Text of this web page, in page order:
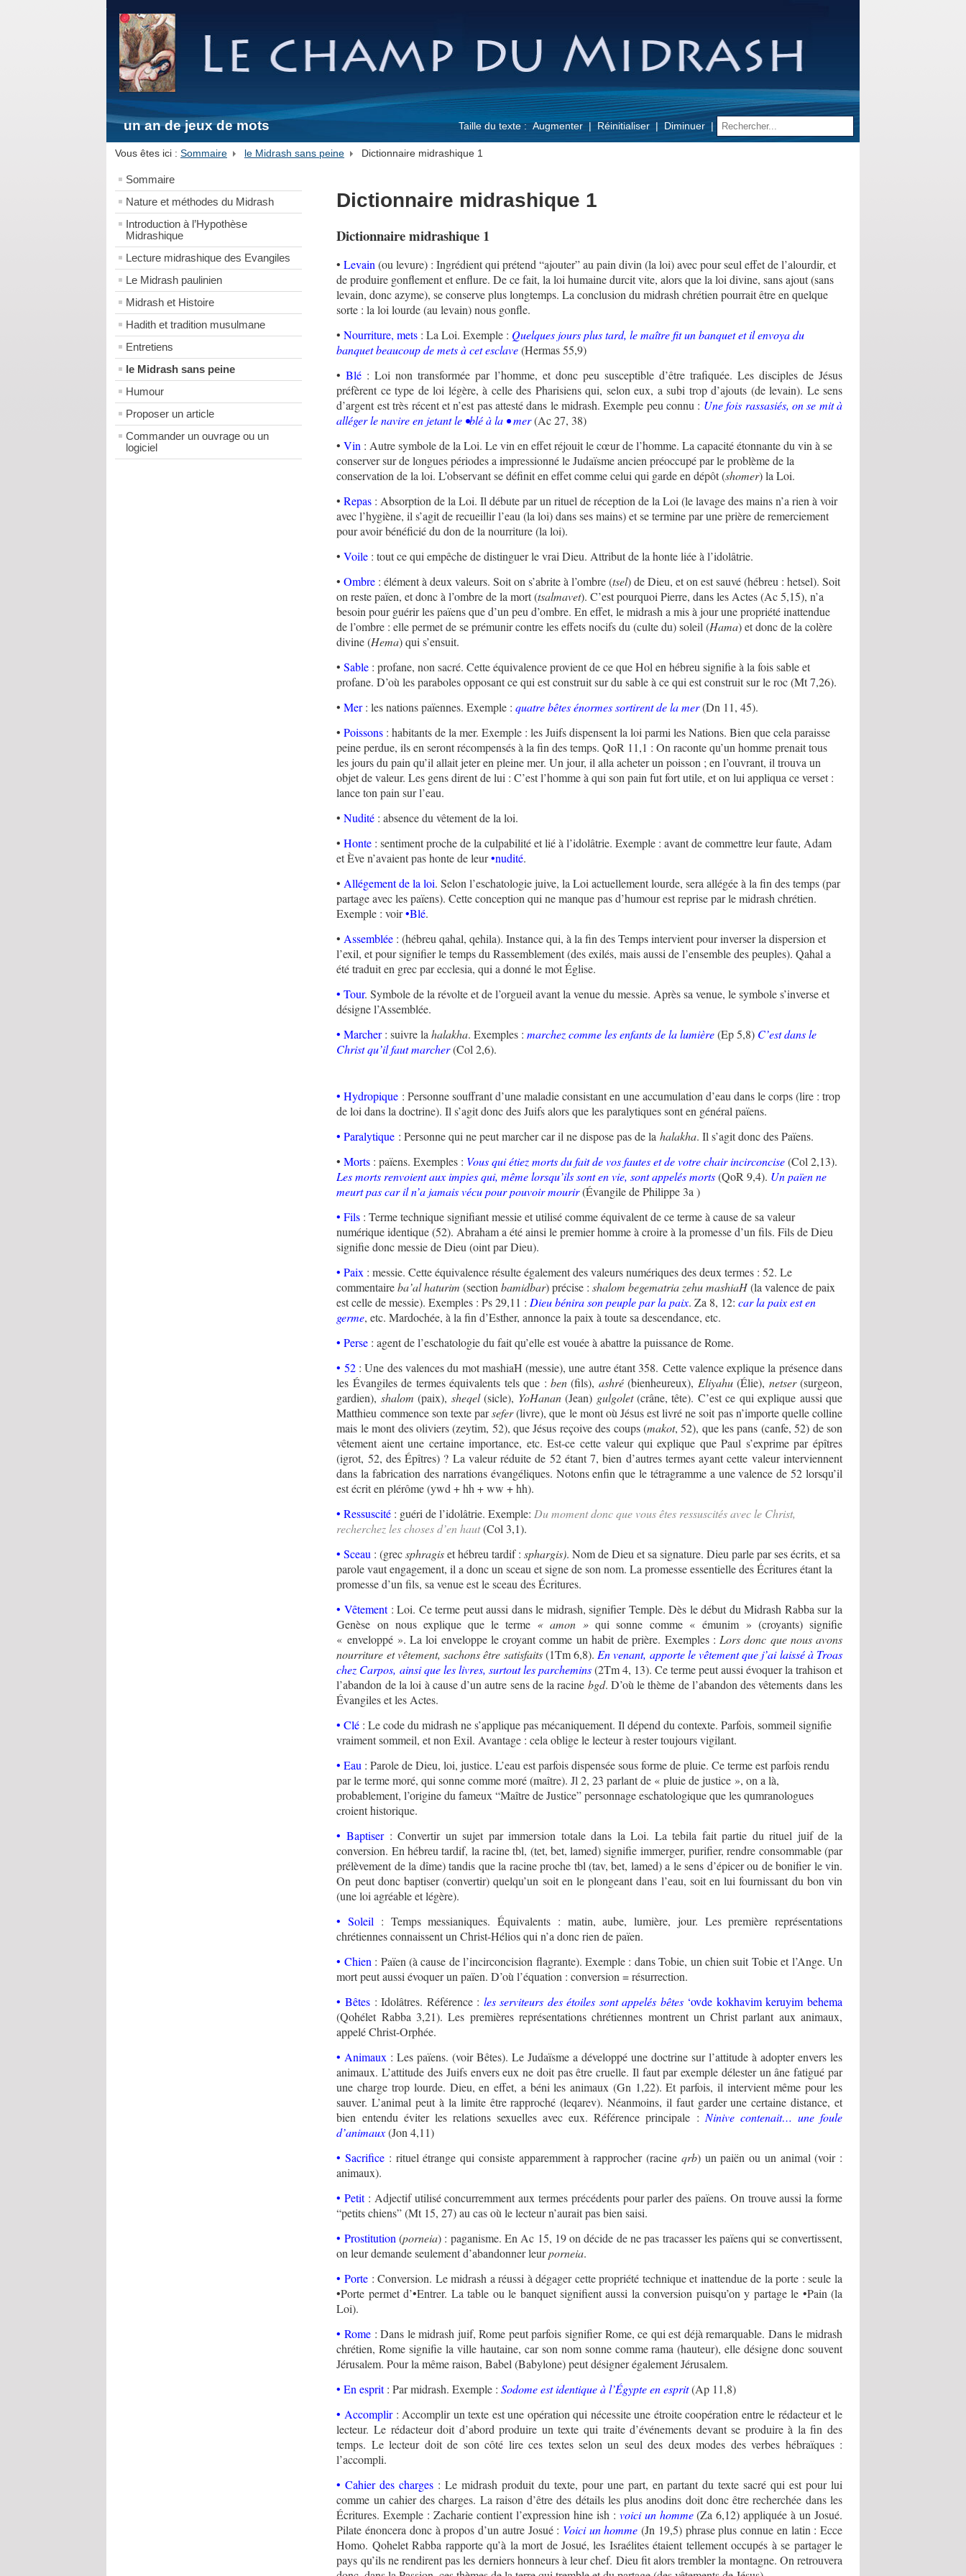
un an de jeux de mots Taille du texte : Augmenter Réinitialiser Diminuer
Vous êtes ici : Sommaire le Midrash sans peine Dictionnaire midrashique 1
Sommaire
Nature et méthodes du Midrash
Introduction à l’Hypothèse
Midrashique
Lecture midrashique des Evangiles
Le Midrash paulinien
Midrash et Histoire
Hadith et tradition musulmane
Entretiens
le Midrash sans peine
Humour
Proposer un article
Commander un ouvrage ou un
logiciel
Dictionnaire midrashique 1
Dictionnaire midrashique 1
•Levain(ou levure) : Ingrédient qui prétend “ajouter” au pain divin (la loi) avec pour seul effet de l’alourdir, et
de produire gonflement et enflure. De ce fait, la loi humaine durcit vite, alors que la loi divine, sans ajout (sans
levain, donc azyme), se conserve plus longtemps. La conclusion du midrash chrétien pourrait être en quelque
sorte : la loi lourde (au levain) nous gonfle.
•Nourriture, mets : La Loi. Exemple : Quelques jours plus tard, le maître fit un banquet et il envoya du
banquet beaucoup de mets à cet esclave (Hermas 55,9)
•Blé : Loi non transformée par l’homme, et donc peu susceptible d’être trafiquée. Les disciples de Jésus
préfèrent ce type de loi légère, à celle des Pharisiens qui, selon eux, a subi trop d’ajouts (de levain). Le sens
d’argent est très récent et n’est pas attesté dans le midrash. Exemple peu connu : Une fois rassasiés, on se mit à
alléger le navire en jetant le •blé à la • mer(Ac 27, 38)
•Vin : Autre symbole de la Loi. Le vin en effet réjouit le cœur de l’homme. La capacité étonnante du vin à se
conserver sur de longues périodes a impressionné le Judaïsme ancien préoccupé par le problème de la
conservation de la loi. L’observant se définit en effet comme celui qui garde en dépôt (shomer) la Loi.
•Repas : Absorption de la Loi. Il débute par un rituel de réception de la Loi (le lavage des mains n’a rien à voir
avec l’hygiène, il s’agit de recueillir l’eau (la loi) dans ses mains) et se termine par une prière de remerciement
pour avoir bénéficié du don de la nourriture (la loi).
•Voile : tout ce qui empêche de distinguer le vrai Dieu. Attribut de la honte liée à l’idolâtrie.
•Ombre : élément à deux valeurs. Soit on s’abrite à l’ombre (tsel) de Dieu, et on est sauvé (hébreu : hetsel). Soit
on reste païen, et donc à l’ombre de la mort (tsalmavet). C’est pourquoi Pierre, dans les Actes (Ac 5,15), n’a
besoin pour guérir les païens que d’un peu d’ombre. En effet, le midrash a mis à jour une propriété inattendue
de l’ombre : elle permet de se prémunir contre les effets nocifs du (culte du) soleil (Hama) et donc de la colère
divine (Hema) qui s’ensuit.
•Sable : profane, non sacré. Cette équivalence provient de ce que Hol en hébreu signifie à la fois sable et
profane. D’où les paraboles opposant ce qui est construit sur du sable à ce qui est construit sur le roc (Mt 7,26).
•Mer: les nations païennes. Exemple :quatre bêtes énormes sortirent de la mer(Dn 11, 45).
•Poissons : habitants de la mer. Exemple : les Juifs dispensent la loi parmi les Nations. Bien que cela paraisse
peine perdue, ils en seront récompensés à la fin des temps. QoR 11,1 : On raconte qu’un homme prenait tous
les jours du pain qu’il allait jeter en pleine mer. Un jour, il alla acheter un poisson ; en l’ouvrant, il trouva un
objet de valeur. Les gens dirent de lui : C’est l’homme à qui son pain fut fort utile, et on lui appliqua ce verset :
lance ton pain sur l’eau.
•Nudité : absence du vêtement de la loi.
•Honte : sentiment proche de la culpabilité et lié à l’idolâtrie. Exemple : avant de commettre leur faute, Adam
et Ève n’avaient pas honte de leur•nudité.
•Allégement de la loi. Selon l’eschatologie juive, la Loi actuellement lourde, sera allégée à la fin des temps (par
partage avec les païens). Cette conception qui ne manque pas d’humour est reprise par le midrash chrétien.
Exemple : voir•Blé.
•Assemblée : (hébreu qahal, qehila). Instance qui, à la fin des Temps intervient pour inverser la dispersion et
l’exil, et pour signifier le temps du Rassemblement (des exilés, mais aussi de l’ensemble des peuples). Qahal a
été traduit en grec par ecclesia, qui a donné le mot Église.
• Tour. Symbole de la révolte et de l’orgueil avant la venue du messie. Après sa venue, le symbole s’inverse et
désigne l’Assemblée.
• Marcher: suivre lahalakha. Exemples :marchez comme les enfants de la lumière (Ep 5,8) C’est dans le
Christ qu’il faut marcher(Col 2,6).
• Hydropique : Personne souffrant d’une maladie consistant en une accumulation d’eau dans le corps (lire : trop
de loi dans la doctrine). Il s’agit donc des Juifs alors que les paralytiques sont en général païens.
• Paralytique : Personne qui ne peut marcher car il ne dispose pas de lahalakha. Il s’agit donc des Païens.
•Morts : païens. Exemples : Vous qui étiez morts du fait de vos fautes et de votre chair incirconcise(Col 2,13).
Les morts renvoient aux impies qui, même lorsqu’ils sont en vie, sont appelés morts(QoR 9,4). Un païen ne
meurt pas car il n’a jamais vécu pour pouvoir mourir(Évangile de Philippe 3a )
• Fils : Terme technique signifiant messie et utilisé comme équivalent de ce terme à cause de sa valeur
numérique identique (52). Abraham a été ainsi le premier homme à croire à la promesse d’un fils. Fils de Dieu
signifie donc messie de Dieu (oint par Dieu).
• Paix : messie. Cette équivalence résulte également des valeurs numériques des deux termes : 52. Le
commentaireba’al haturim (sectionbamidbar) précise :shalom begematria zehu mashiaH(la valence de paix
est celle de messie). Exemples : Ps 29,11 : Dieu bénira son peuple par la paix. Za 8, 12:car la paix est en
germe, etc. Mardochée, à la fin d’Esther, annonce la paix à toute sa descendance, etc.
• Perse : agent de l’eschatologie du fait qu’elle est vouée à abattre la puissance de Rome.
• 52: Une des valences du mot mashiaH (messie), une autre étant 358. Cette valence explique la présence dans
les Évangiles de termes équivalents tels que : ben(fils), ashré(bienheureux), Eliyahu(Élie), netser(surgeon,
gardien), shalom (paix), sheqel(sicle), YoHanan(Jean) gulgolet(crâne, tête). C’est ce qui explique aussi que
Matthieu commence son texte parsefer(livre), que le mont où Jésus est livré ne soit pas n’importe quelle colline
mais le mont des oliviers (zeytim, 52), que Jésus reçoive des coups (makot, 52), que les pans (canfe, 52) de son
vêtement aient une certaine importance, etc. Est-ce cette valeur qui explique que Paul s’exprime par épîtres
(igrot, 52, des Épîtres) ? La valeur réduite de 52 étant 7, bien d’autres termes ayant cette valeur interviennent
dans la fabrication des narrations évangéliques. Notons enfin que le tétragramme a une valence de 52 lorsqu’il
est écrit en plérôme (ywd + hh + ww + hh).
• Ressuscité : guéri de l’idolâtrie. Exemple: Du moment donc que vous êtes ressuscités avec le Christ,
recherchez les choses d’en haut(Col 3,1).
• Sceau : (grecsphragiset hébreu tardif :sphargis). Nom de Dieu et sa signature. Dieu parle par ses écrits, et sa
parole vaut engagement, il a donc un sceau et signe de son nom. La promesse essentielle des Écritures étant la
promesse d’un fils, sa venue est le sceau des Écritures.
• Vêtement: Loi. Ce terme peut aussi dans le midrash, signifier Temple. Dès le début du Midrash Rabba sur la
Genèse on nous explique que le terme « amon » qui sonne comme « émunim » (croyants) signifie
« enveloppé ». La loi enveloppe le croyant comme un habit de prière. Exemples :Lors donc que nous avons
nourriture et vêtement, sachons être satisfaits(1Tm 6,8). En venant, apporte le vêtement que j’ai laissé à Troas
chez Carpos, ainsi que les livres, surtout les parchemins(2Tm 4, 13). Ce terme peut aussi évoquer la trahison et
l’abandon de la loi à cause d’un autre sens de la racine bgd. D’où le thème de l’abandon des vêtements dans les
Évangiles et les Actes.
• Clé : Le code du midrash ne s’applique pas mécaniquement. Il dépend du contexte. Parfois, sommeil signifie
vraiment sommeil, et non Exil. Avantage : cela oblige le lecteur à rester toujours vigilant.
• Eau : Parole de Dieu, loi, justice. L’eau est parfois dispensée sous forme de pluie. Ce terme est parfois rendu
par le terme moré, qui sonne comme moré (maître). Jl 2, 23 parlant de « pluie de justice », on a là,
probablement, l’origine du fameux “Maître de Justice” personnage eschatologique que les qumranologues
croient historique.
• Baptiser: Convertir un sujet par immersion totale dans la Loi. La tebila fait partie du rituel juif de la
conversion. En hébreu tardif, la racine tbl, (tet, bet, lamed) signifie immerger, purifier, rendre consommable (par
prélèvement de la dîme) tandis que la racine proche tbl (tav, bet, lamed) a le sens d’épicer ou de bonifier le vin.
On peut donc baptiser (convertir) quelqu’un soit en le plongeant dans l’eau, soit en lui fournissant du bon vin
(une loi agréable et légère).
• Soleil : Temps messianiques. Équivalents : matin, aube, lumière, jour. Les première représentations
chrétiennes connaissent un Christ-Hélios qui n’a donc rien de païen.
• Chien : Païen (à cause de l’incirconcision flagrante). Exemple : dans Tobie, un chien suit Tobie et l’Ange. Un
mort peut aussi évoquer un païen. D’où l’équation : conversion = résurrection.
• Bêtes : Idolâtres. Référence : les serviteurs des étoiles sont appelés bêtes‘ovde kokhavim keruyim behema
(Qohélet Rabba 3,21). Les premières représentations chrétiennes montrent un Christ parlant aux animaux,
appelé Christ-Orphée.
• Animaux : Les païens. (voir Bêtes). Le Judaïsme a développé une doctrine sur l’attitude à adopter envers les
animaux. L’attitude des Juifs envers eux ne doit pas être cruelle. Il faut par exemple délester un âne fatigué par
une charge trop lourde. Dieu, en effet, a béni les animaux (Gn 1,22). Et parfois, il intervient même pour les
sauver. L’animal peut à la limite être rapproché (leqarev). Néanmoins, il faut garder une certaine distance, et
bien entendu éviter les relations sexuelles avec eux. Référence principale :Ninive contenait… une foule
d’animaux (Jon 4,11)
• Sacrifice : rituel étrange qui consiste apparemment à rapprocher (racine qrb) un paiën ou un animal (voir :
animaux).
• Petit: Adjectif utilisé concurremment aux termes précédents pour parler des païens. On trouve aussi la forme
“petits chiens” (Mt 15, 27) au cas où le lecteur n’aurait pas bien saisi.
• Prostitution(porneia) : paganisme. En Ac 15, 19 on décide de ne pas tracasser les païens qui se convertissent,
on leur demande seulement d’abandonner leurporneia.
• Porte : Conversion. Le midrash a réussi à dégager cette propriété technique et inattendue de la porte : seule la
•Porte permet d’•Entrer. La table ou le banquet signifient aussi la conversion puisqu’on y partage le •Pain (la
Loi).
• Rome : Dans le midrash juif, Rome peut parfois signifier Rome, ce qui est déjà remarquable. Dans le midrash
chrétien, Rome signifie la ville hautaine, car son nom sonne comme rama (hauteur), elle désigne donc souvent
Jérusalem. Pour la même raison, Babel (Babylone) peut désigner également Jérusalem.
• En esprit: Par midrash. Exemple :Sodome est identique à l’Égypte en esprit(Ap 11,8)
• Accomplir: Accomplir un texte est une opération qui nécessite une étroite coopération entre le rédacteur et le
lecteur. Le rédacteur doit d’abord produire un texte qui traite d’événements devant se produire à la fin des
temps. Le lecteur doit de son côté lire ces textes selon un seul des deux modes des verbes hébraïques :
l’accompli.
• Cahier des charges : Le midrash produit du texte, pour une part, en partant du texte sacré qui est pour lui
comme un cahier des charges. La raison d’être des détails les plus anodins doit donc être recherchée dans les
Écritures. Exemple : Zacharie contient l’expression hine ish : voici un homme(Za 6,12) appliquée à un Josué.
Pilate énoncera donc à propos d’un autre Josué : Voici un homme (Jn 19,5) phrase plus connue en latin : Ecce
Homo. Qohelet Rabba rapporte qu’à la mort de Josué, les Israélites étaient tellement occupés à se partager le
pays qu’ils ne rendirent pas les derniers honneurs à leur chef. Dieu fit alors trembler la montagne. On retrouvera